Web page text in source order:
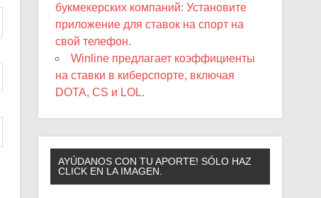
букмекерских компаний: Установите
приложение для ставок на спорт на
свой телефон.
Winline предлагает коэффициенты
на ставки в киберспорте, включая
DOTA, CS и LOL.
AYÚDANOS CON TU APORTE! SÓLO HAZ
CLICK EN LA IMAGEN.